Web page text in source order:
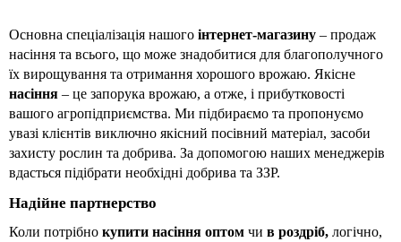
Основна спеціалізація нашого інтернет-магазину – продаж
насіння та всього, що може знадобитися для благополучного
насіння – це запорука врожаю, а отже, і прибутковості
вашого агропідприємства. Ми підбираємо та пропонуємо
увазі клієнтів виключно якісний посівний матеріал, засоби
захисту рослин та добрива. За допомогою наших менеджерів
вдасться підібрати необхідні добрива та ЗЗР.
Надійне партнерство
Коли потрібно купити насіння оптом чи в роздріб, логічно,